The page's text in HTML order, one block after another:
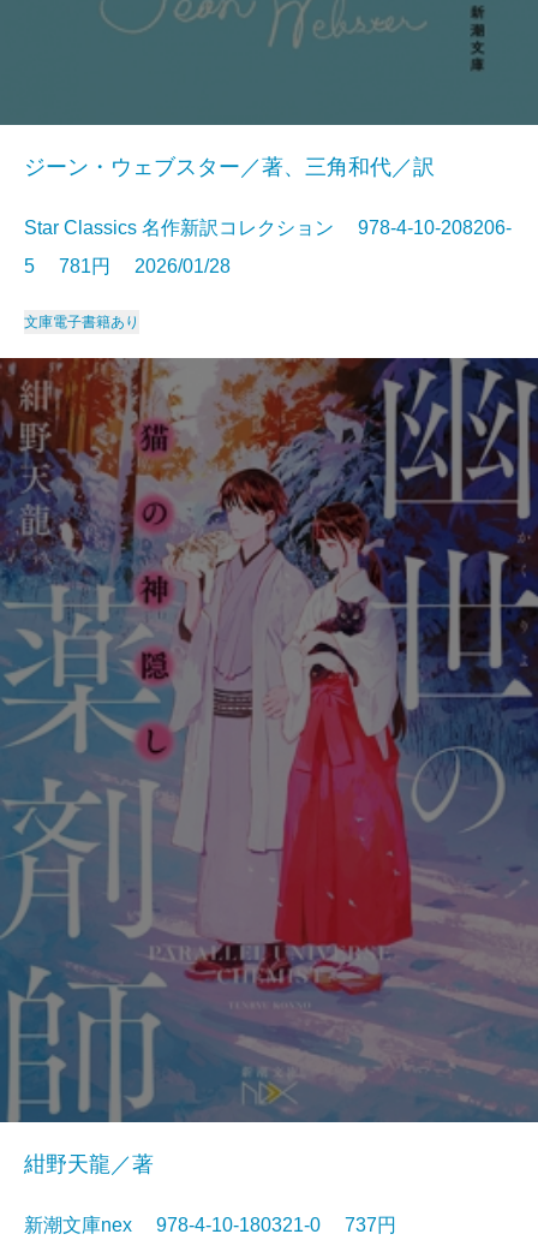
ジーン・ウェブスター／著、三角和代／訳
Star Classics 名作新訳コレクション 978-4-10-208206-
5 781円 2026/01/28
文庫電子書籍あり
紺野天龍／著
新潮文庫nex 978-4-10-180321-0 737円